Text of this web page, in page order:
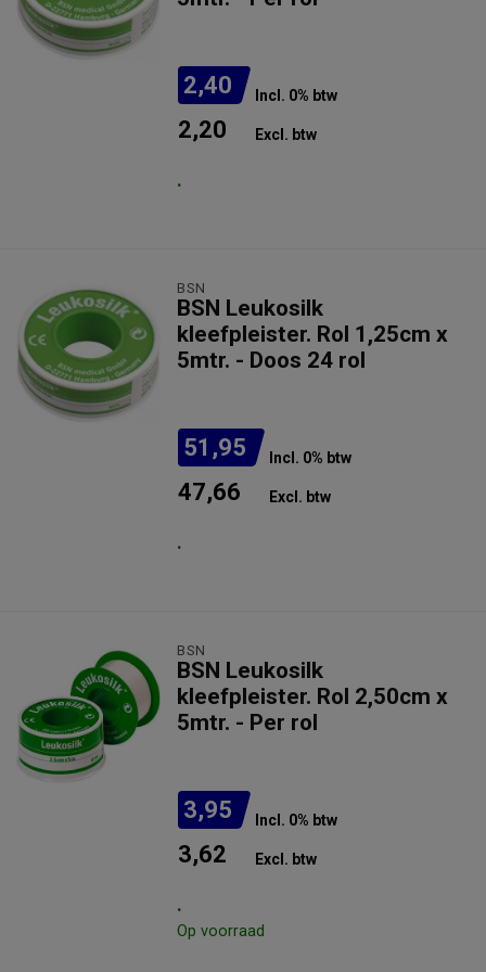
2,40 Incl. 0% btw
2,20 Excl. btw
.
BSN
BSN Leukosilk
kleefpleister. Rol 1,25cm x
5mtr. - Doos 24 rol
51,95 Incl. 0% btw
47,66 Excl. btw
.
BSN
BSN Leukosilk
kleefpleister. Rol 2,50cm x
5mtr. - Per rol
3,95 Incl. 0% btw
3,62 Excl. btw
.
Op voorraad